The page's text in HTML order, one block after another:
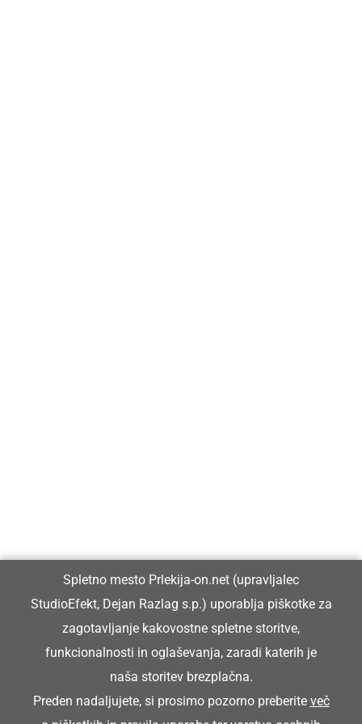
Glavni in odgovorni urednik:
Dejan Razlag
info@prlekija-on.net
Spletno mesto Prlekija-on.net (upravljalec
StudioEfekt, Dejan Razlag s.p.) uporablja piškotke za
zagotavljanje kakovostne spletne storitve,
funkcionalnosti in oglaševanja, zaradi katerih je
naša storitev brezplačna.
Preden nadaljujete, si prosimo pozorno preberite več